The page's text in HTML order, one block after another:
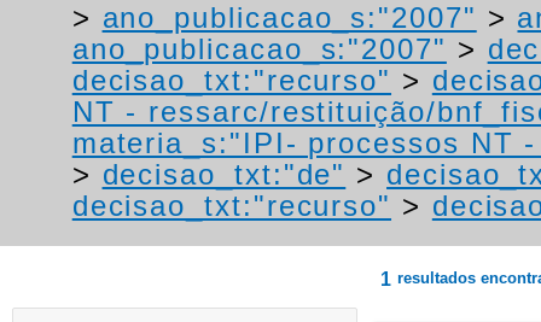
> ano_publicacao_s:"2007" >
ano_publicacao_s:"2007" >
decisao_txt:"recurso" >
NT - ressarc/restituição/
materia_s:"IPI- processos NT
> decisao_txt:"de" >
decisao_txt:"recurso" >
1 resultados